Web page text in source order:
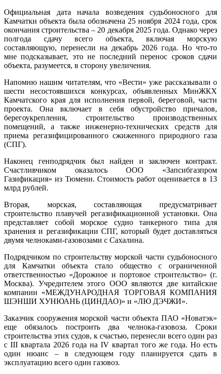
Официальная дата начала возведения судьбоносного для
Камчатки объекта была обозначена 25 ноября 2024 года, срок
окончания строительства – 20 декабря 2025 года. Однако через
полгода сдачу всего объекта, включая морскую
составляющую, перенесли на декабрь 2026 года. Но что-то
мне подсказывает, это не последний перенос сроков сдачи
объекта, разумеется, в сторону увеличения.
Напомню нашим читателям, что «Вести» уже рассказывали о
шести несостоявшихся конкурсах, объявленных МинЖКХ
Камчатского края для исполнения первой, береговой, части
проекта. Она включает в себя обустройство причалов,
берегоукрепления, строительство производственных
помещений, а также инженерно-технических средств для
приема регазифицированного сжиженного природного газа
(СПГ).
Наконец генподрядчик был найден и заключен контракт.
Счастливчиком оказалось ООО «Запсибгазпром
Газификация» из Тюмени. Стоимость работ оценивается в 13
млрд рублей.
Вторая, морская, составляющая предусматривает
строительство плавучей регазификационной установки. Она
представляет собой морское судно танкерного типа для
хранения и регазификации СПГ, который будет доставляться
двумя челноками-газовозами с Сахалина.
Подрядчиком по строительству морской части судьбоносного
для Камчатки объекта стало общество с ограниченной
ответственностью «Дорожное и портовое строительство» (г.
Москва). Учредителем этого ООО являются две китайские
компании «МЕЖДУНАРОДНАЯ ТОРГОВАЯ КОМПАНИЯ
ШЭНШИ ХУНЮАНЬ (ЦИНДАО)» и «ЛЮ ДЭЧЖИ».
Заказчик сооружения морской части объекта ПАО «Новатэк»
еще обязалось построить два челнока-газовоза. Сроки
строительства этих судов, к счастью, перенесли всего один раз
с III квартала 2026 года на IV квартал того же года. Но есть
один нюанс – в следующем году планируется сдать в
эксплуатацию всего один газовоз.